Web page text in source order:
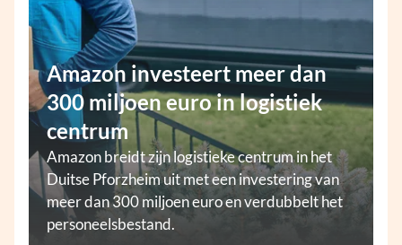
Amazon investeert meer dan
300 miljoen euro in logistiek
centrum
Amazon breidt zijn logistieke centrum in het
Duitse Pforzheim uit met een investering van
meer dan 300 miljoen euro en verdubbelt het
personeelsbestand.